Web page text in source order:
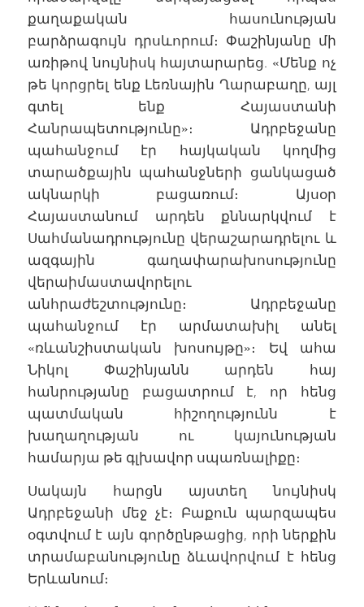
քաղաքական հասունության
բարձրագույն դրսևորում։ Փաշինյանը մի
առիթով նույնիսկ հայտարարեց. «Մենք ոչ
թե կորցրել ենք Լեռնային Ղարաբաղը, այլ
գտել ենք Հայաստանի
Հանրապետությունը»։ Ադրբեջանը
պահանջում էր հայկական կողմից
տարածքային պահանջների ցանկացած
ակնարկի բացառում։ Այսօր
Հայաստանում արդեն քննարկվում է
Սահմանադրությունը վերաշարադրելու և
ազգային գաղափարախոսությունը
վերաիմաստավորելու
անհրաժեշտությունը։ Ադրբեջանը
պահանջում էր արմատախիլ անել
«ռևանշիստական խոսույթը»։ Եվ ահա
Նիկոլ Փաշինյանն արդեն հայ
հանրությանը բացատրում է, որ հենց
պատմական հիշողությունն է
խաղաղության ու կայունության
համարյա թե գլխավոր սպառնալիքը։
Սակայն հարցն այստեղ նույնիսկ
Ադրբեջանի մեջ չէ։ Բաքուն պարզապես
օգտվում է այն գործընթացից, որի ներքին
տրամաբանությունը ձևավորվում է հենց
Երևանում։